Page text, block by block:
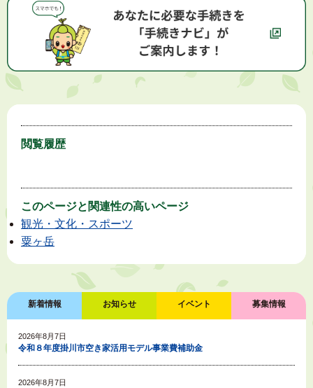
閲覧履歴
このページと 関連性の高いページ
観光・文化・スポーツ
粟ヶ岳
新着情報 お知らせ イベント 募集情報
2026年8月7日
令和８年度掛川市空き家活用モデル事業費補助金
2026年8月7日